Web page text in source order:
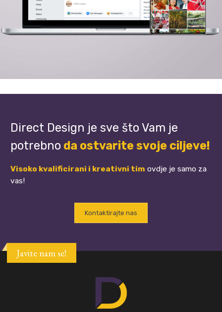
Direct Design je sve što Vam je
potrebno da ostvarite svoje ciljeve!
Visoko kvalificirani i kreativni tim ovdje je samo za
vas!
Kontaktirajte nas
Javite nam se!